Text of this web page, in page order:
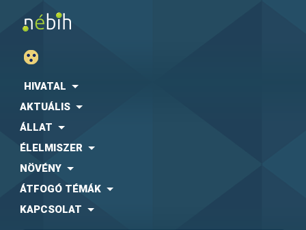
HIVATAL
AKTUÁLIS
ÁLLAT
ÉLELMISZER
NÖVÉNY
ÁTFOGÓ TÉMÁK
KAPCSOLAT